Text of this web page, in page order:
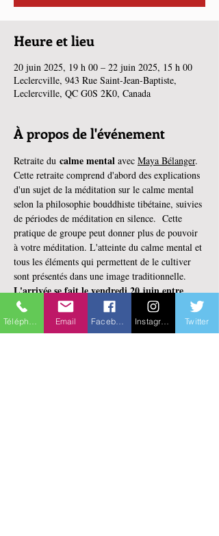
Heure et lieu
20 juin 2025, 19 h 00 – 22 juin 2025, 15 h 00
Leclercville, 943 Rue Saint-Jean-Baptiste,
Leclercville, QC G0S 2K0, Canada
À propos de l'événement
Retraite du calme mental avec Maya Bélanger.
Cette retraite comprend d'abord des explications
d'un sujet de la méditation sur le calme mental
selon la philosophie bouddhiste tibétaine, suivies
de périodes de méditation en silence.  Cette
pratique de groupe peut donner plus de pouvoir
à votre méditation. L'atteinte du calme mental et
tous les éléments qui permettent de le cultiver
sont présentés dans une image traditionnelle.
L'arrivée se fait le vendredi 20 juin entre
17:30 et 19:30
Si vous avez des questions, vous pouvez nous
Email Twitter